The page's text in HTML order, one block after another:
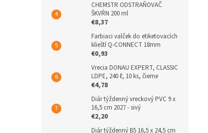
CHEMSTR ODSTRAŇOVAČ
ŠKVŔN 200 ml
€8,37
Farbiaci valček do etiketovacích
klieští Q-CONNECT 18mm
€0,93
Vrecia DONAU EXPERT, CLASSIC
LDPE, 240 ℓ, 10 ks, čierne
€4,78
Diár týždenný vreckový PVC 9 x
16,5 cm 2027 - sivý
€2,20
Diár týždenný B5 16,5 x 24,5 cm